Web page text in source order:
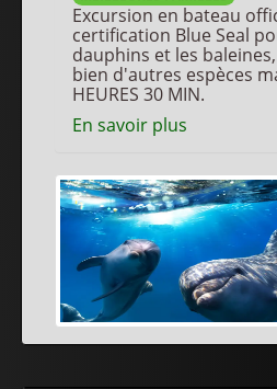
Excursion en bateau
certification Blue Seal
dauphins et les
bien d'autres espèces
HEURES 30 MIN.
En savoir plus